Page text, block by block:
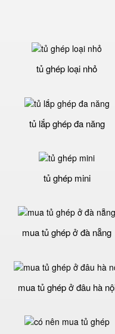
tủ ghép loại nhỏ
tủ lắp ghép đa năng
tủ ghép mini
mua tủ ghép ở đà nẵng
mua tủ ghép ở đâu hà